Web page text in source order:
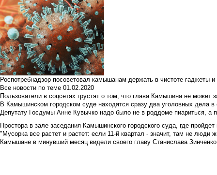
Роспотребнадзор посоветовал камышанам держать в чистоте гаджеты
Все новости по теме 01.02.2020
Пользователи в соцсетях грустят о том, что глава Камышина не может
В Камышинском городском суде находятся сразу два уголовных дела
Депутату Госдумы Анне Кувычко надо было не в роддоме пиариться, а
Простора в зале заседания Камышинского городского суда, где
"Мусорка все растет и растет: если 11-й квартал - значит, там не люди
Камышане в минувший месяц видели своего главу Станислава Зинченко